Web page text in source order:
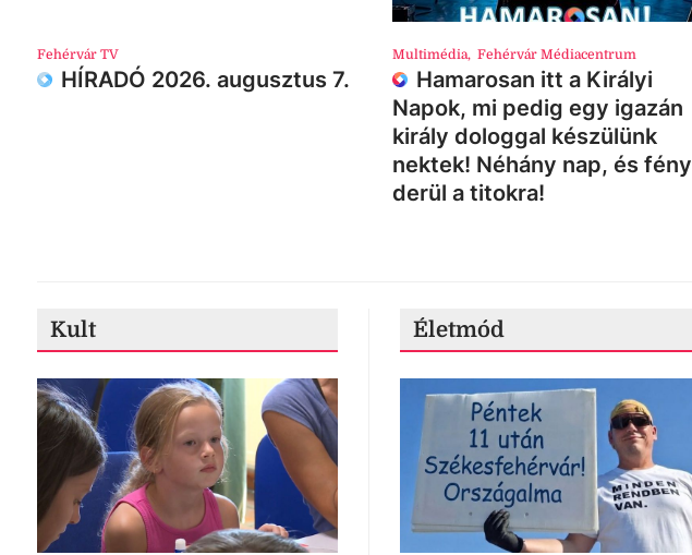
Fehérvár TV
HÍRADÓ 2026. augusztus 7.
Multimédia, Fehérvár Médiacentrum
Hamarosan itt a Királyi
Napok, mi pedig egy igazán
király dologgal készülünk
nektek! Néhány nap, és fény
derül a titokra!
Kult Életmód